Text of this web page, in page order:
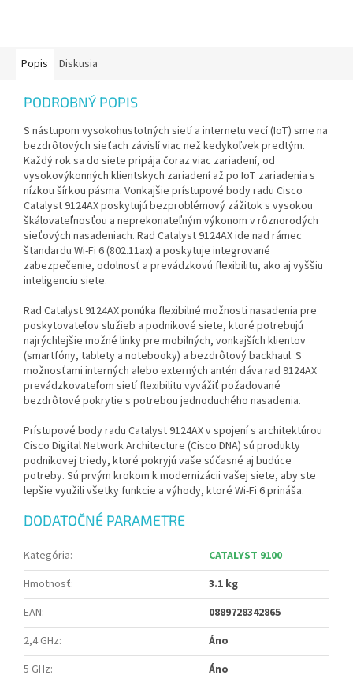
Popis Diskusia
PODROBNÝ POPIS
S nástupom vysokohustotných sietí a internetu vecí (IoT) sme na
bezdrôtových sieťach závislí viac než kedykoľvek predtým.
Každý rok sa do siete pripája čoraz viac zariadení, od
vysokovýkonných klientskych zariadení až po IoT zariadenia s
nízkou šírkou pásma. Vonkajšie prístupové body radu Cisco
Catalyst 9124AX poskytujú bezproblémový zážitok s vysokou
škálovateľnosťou a neprekonateľným výkonom v rôznorodých
sieťových nasadeniach. Rad Catalyst 9124AX ide nad rámec
štandardu Wi-Fi 6 (802.11ax) a poskytuje integrované
zabezpečenie, odolnosť a prevádzkovú flexibilitu, ako aj vyššiu
inteligenciu siete.
Rad Catalyst 9124AX ponúka flexibilné možnosti nasadenia pre
poskytovateľov služieb a podnikové siete, ktoré potrebujú
najrýchlejšie možné linky pre mobilných, vonkajších klientov
(smartfóny, tablety a notebooky) a bezdrôtový backhaul. S
možnosťami interných alebo externých antén dáva rad 9124AX
prevádzkovateľom sietí flexibilitu vyvážiť požadované
bezdrôtové pokrytie s potrebou jednoduchého nasadenia.
Prístupové body radu Catalyst 9124AX v spojení s architektúrou
Cisco Digital Network Architecture (Cisco DNA) sú produkty
podnikovej triedy, ktoré pokryjú vaše súčasné aj budúce
potreby. Sú prvým krokom k modernizácii vašej siete, aby ste
lepšie využili všetky funkcie a výhody, ktoré Wi-Fi 6 prináša.
DODATOČNÉ PARAMETRE
Kategória:
CATALYST 9100
Hmotnosť:
3.1 kg
EAN:
0889728342865
2,4 GHz:
Áno
5 GHz: Áno